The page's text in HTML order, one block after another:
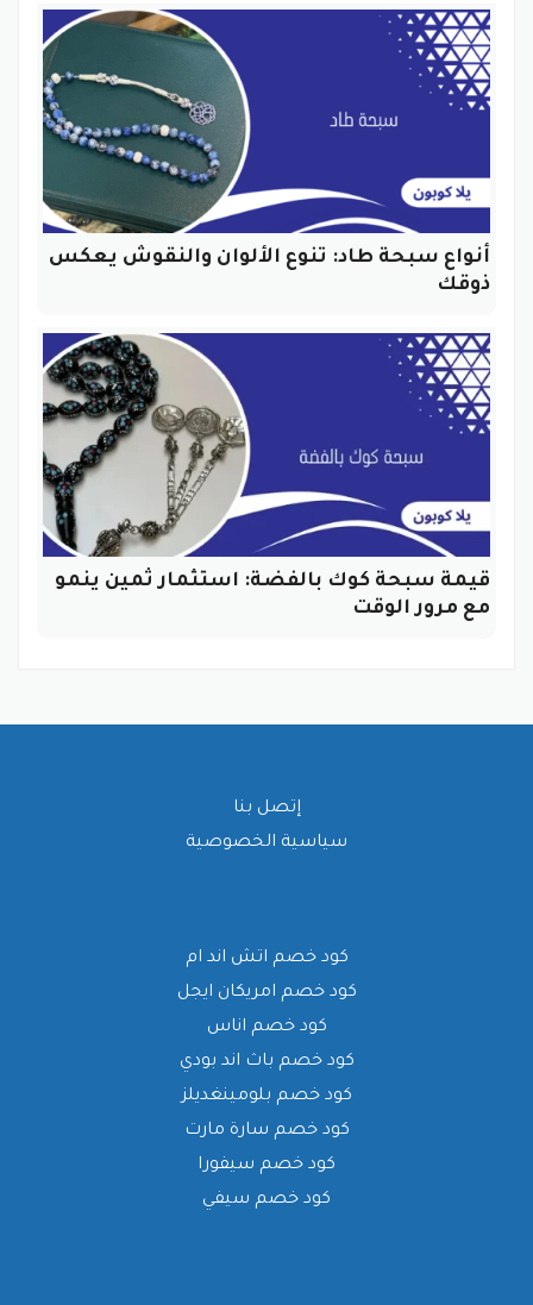
أنواع سبحة طاد: تنوع الألوان والنقوش يعكس
ذوقك
قيمة سبحة كوك بالفضة: استثمار ثمين ينمو
مع مرور الوقت
إتصل بنا
سياسية الخصوصية
كود خصم اتش اند ام
كود خصم امريكان ايجل
كود خصم اناس
كود خصم باث اند بودي
كود خصم بلومينغديلز
كود خصم سارة مارت
كود خصم سيفورا
كود خصم سيفي